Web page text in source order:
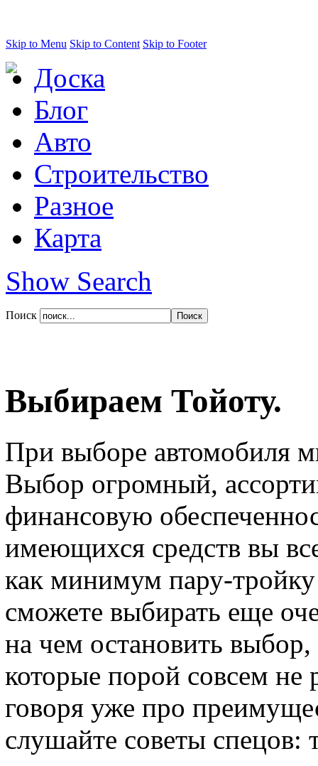
Skip to Menu Skip to Content Skip to Footer
Доска
Блог
Авто
Строительство
Разное
Карта
Show Search
Поиск
Выбираем Тойоту.
При выборе автомобиля
Выбор огромный,
финансовую
имеющихся средств вы
как минимум пару-
сможете выбирать еще
на чем остановить
которые порой совсем не
говоря уже про
слушайте советы спецов: